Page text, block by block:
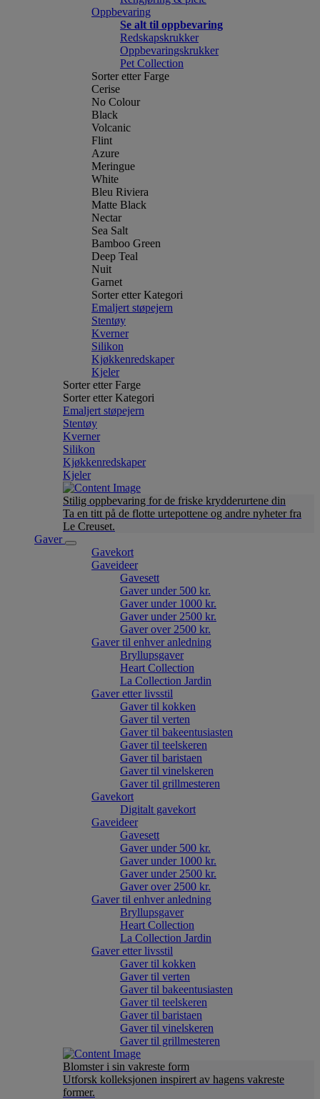
Oppbevaring
Se alt til oppbevaring
Redskapskrukker
Oppbevaringskrukker
Pet Collection
Sorter etter Farge
Cerise
No Colour
Black
Volcanic
Flint
Azure
Meringue
White
Bleu Riviera
Matte Black
Nectar
Sea Salt
Bamboo Green
Deep Teal
Nuit
Garnet
Sorter etter Kategori
Emaljert støpejern
Stentøy
Kverner
Silikon
Kjøkkenredskaper
Kjeler
Sorter etter Farge
Sorter etter Kategori
Emaljert støpejern
Stentøy
Kverner
Silikon
Kjøkkenredskaper
Kjeler
Stilig oppbevaring for de friske krydderurtene din
Ta en titt på de flotte urtepottene og andre nyheter fra
Le Creuset.
Gaver
Gavekort
Gaveideer
Gavesett
Gaver under 500 kr.
Gaver under 1000 kr.
Gaver under 2500 kr.
Gaver over 2500 kr.
Gaver til enhver anledning
Bryllupsgaver
Heart Collection
La Collection Jardin
Gaver etter livsstil
Gaver til kokken
Gaver til verten
Gaver til bakeentusiasten
Gaver til teelskeren
Gaver til baristaen
Gaver til vinelskeren
Gaver til grillmesteren
Gavekort
Digitalt gavekort
Gaveideer
Gavesett
Gaver under 500 kr.
Gaver under 1000 kr.
Gaver under 2500 kr.
Gaver over 2500 kr.
Gaver til enhver anledning
Bryllupsgaver
Heart Collection
La Collection Jardin
Gaver etter livsstil
Gaver til kokken
Gaver til verten
Gaver til bakeentusiasten
Gaver til teelskeren
Gaver til baristaen
Gaver til vinelskeren
Gaver til grillmesteren
Blomster i sin vakreste form
Utforsk kolleksjonen inspirert av hagens vakreste
former.